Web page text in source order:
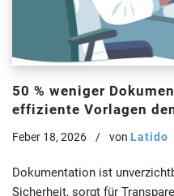
50 % weniger
effiziente Vorlagen
nachhaltig entlasten
Feber 18, 2026 von Latido
Dokumentation ist
Sicherheit, sorgt für